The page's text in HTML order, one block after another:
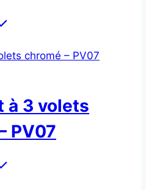
à 3 volets
PV07